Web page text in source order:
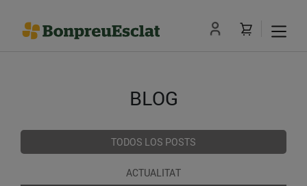
BLOG
TODOS LOS POSTS
ACTUALITAT